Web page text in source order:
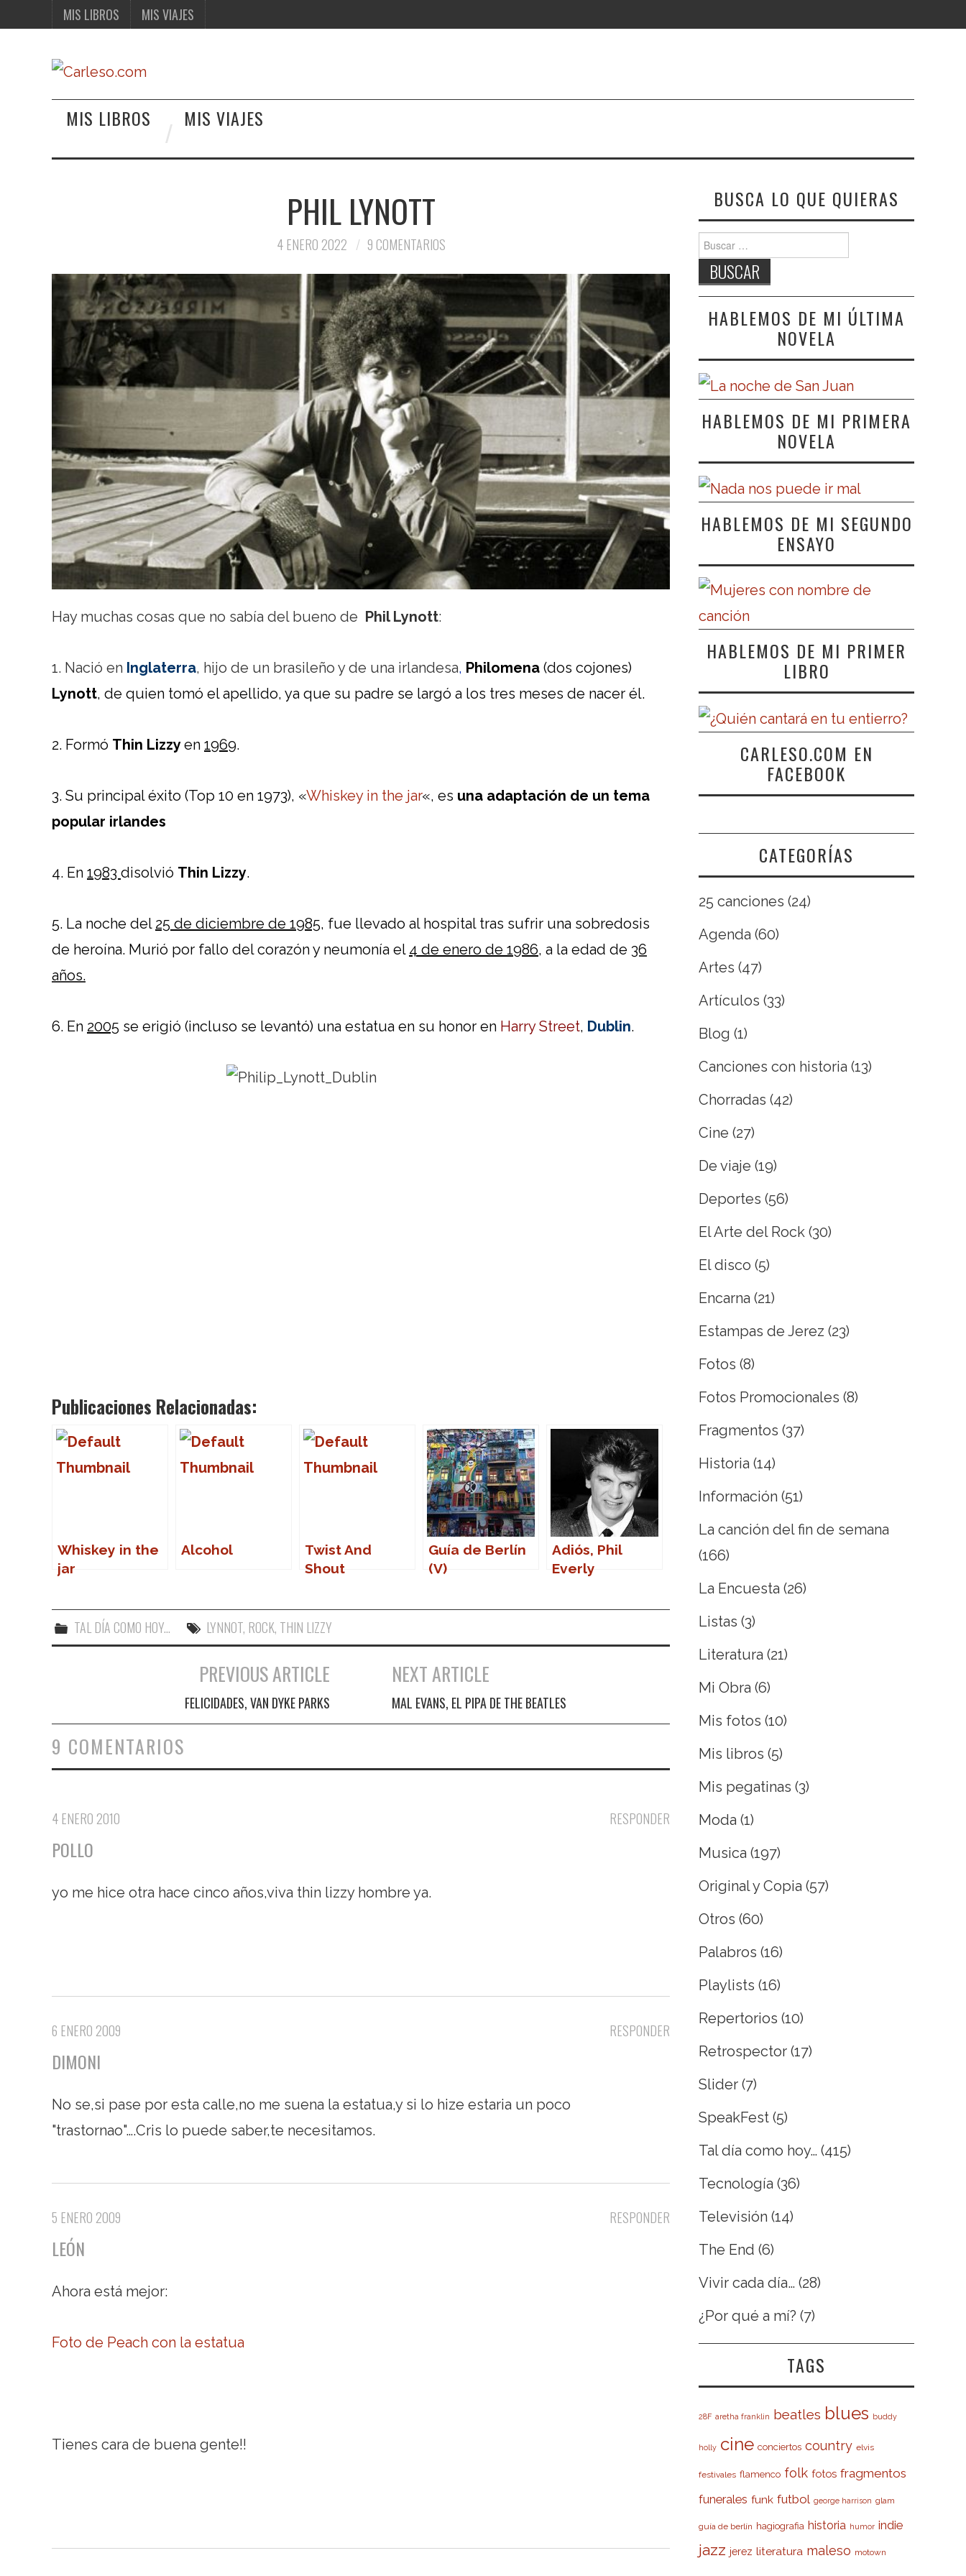
MIS LIBROS MIS VIAJES
MIS LIBROS MIS VIAJES
PHIL LYNOTT
4 ENERO 2022 9 COMENTARIOS
Hay muchas cosas que no sabía del bueno de Phil Lynott:
1. Nació en Inglaterra, hijo de un brasileño y de una irlandesa, Philomena (dos cojones)
Lynott, de quien tomó el apellido, ya que su padre se largó a los tres meses de nacer él.
2. Formó Thin Lizzyen 1969.
3. Su principal éxito (Top 10 en 1973), «Whiskey in the jar«, es una adaptación de un tema
popular irlandes
4. En 1983 disolvió Thin Lizzy.
5. La noche del 25 de diciembre de 1985, fue llevado al hospital tras sufrir una sobredosis
de heroína. Murió por fallo del corazón y neumonía el 4 de enero de 1986, a la edad de 36
años.
6. En 2005 se erigió (incluso se levantó) una estatua en su honor en Harry Street, Dublin.
Publicaciones Relacionadas:
Whiskey in the
jar
Alcohol
Twist And
Shout
Guía de Berlín
(V)
Adiós, Phil
Everly
TAL DÍA COMO HOY... LYNNOT, ROCK, THIN LIZZY
Navegación de entradas
PREVIOUS ARTICLE
FELICIDADES, VAN DYKE PARKS
NEXT ARTICLE
MAL EVANS, EL PIPA DE THE BEATLES
9 COMENTARIOS
RESPONDER
4 ENERO 2010
POLLO
yo me hice otra hace cinco años,viva thin lizzy hombre ya.
RESPONDER
6 ENERO 2009
DIMONI
No se,si pase por esta calle,no me suena la estatua,y si lo hize estaria un poco
"trastornao"….Cris lo puede saber,te necesitamos.
RESPONDER
5 ENERO 2009
LEÓN
Ahora está mejor:
Foto de Peach con la estatua
Tienes cara de buena gente!!
BUSCA LO QUE QUIERAS
Buscar:
HABLEMOS DE MI ÚLTIMA
NOVELA
HABLEMOS DE MI PRIMERA
NOVELA
HABLEMOS DE MI SEGUNDO
ENSAYO
HABLEMOS DE MI PRIMER
LIBRO
CARLESO.COM EN
FACEBOOK
CATEGORÍAS
25 canciones (24)
Agenda (60)
Artes (47)
Artículos (33)
Blog (1)
Canciones con historia (13)
Chorradas (42)
Cine (27)
De viaje (19)
Deportes (56)
El Arte del Rock (30)
El disco (5)
Encarna (21)
Estampas de Jerez (23)
Fotos (8)
Fotos Promocionales (8)
Fragmentos (37)
Historia (14)
Información (51)
La canción del fin de semana
(166)
La Encuesta (26)
Listas (3)
Literatura (21)
Mi Obra (6)
Mis fotos (10)
Mis libros (5)
Mis pegatinas (3)
Moda (1)
Musica (197)
Original y Copia (57)
Otros (60)
Palabros (16)
Playlists (16)
Repertorios (10)
Retrospector (17)
Slider (7)
SpeakFest (5)
Tal día como hoy… (415)
Tecnología (36)
Televisión (14)
The End (6)
Vivir cada día… (28)
¿Por qué a mí? (7)
TAGS
28F aretha franklin beatles blues buddy
holly cine conciertos country elvis
festivales flamenco folk fotos fragmentos
funerales funk futbol george harrison glam
guía de berlín hagiografia historia humor indie
jazz jerez literatura maleso motown